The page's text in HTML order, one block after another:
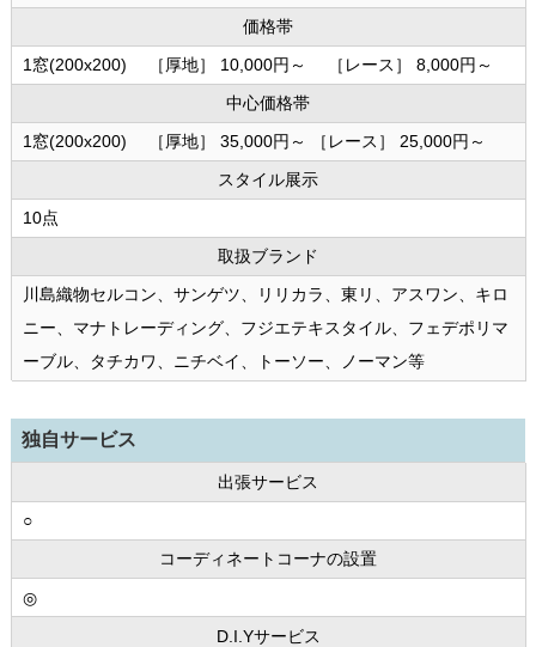
価格帯
1窓(200x200) ［厚地］ 10,000円～ ［レース］ 8,000円～
中心価格帯
1窓(200x200) ［厚地］ 35,000円～ ［レース］ 25,000円～
スタイル展示
10点
取扱ブランド
川島織物セルコン、サンゲツ、リリカラ、東リ、アスワン、キロ
ニー、マナトレーディング、フジエテキスタイル、フェデポリマ
ーブル、タチカワ、ニチベイ、トーソー、ノーマン等
独自サービス
出張サービス
○
コーディネートコーナの設置
◎
D.I.Yサービス